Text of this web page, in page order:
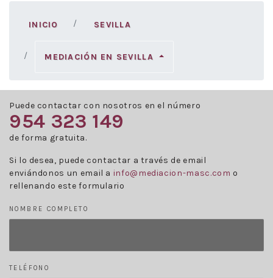
INICIO SEVILLA
MEDIACIÓN EN SEVILLA
Puede contactar con nosotros en el número
954 323 149
de forma gratuita.
Si lo desea, puede contactar a través de email
enviándonos un email a info@mediacion-masc.com o
rellenando este formulario
NOMBRE COMPLETO
TELÉFONO